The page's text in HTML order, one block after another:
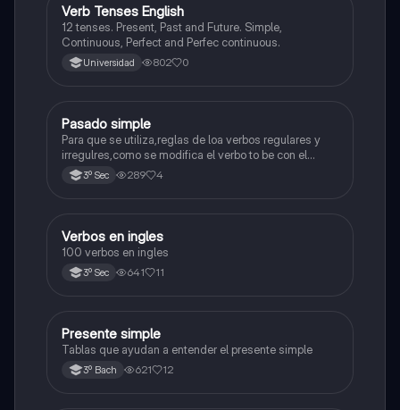
VInglés
Verb Tenses English
12 tenses. Present, Past and Future. Simple,
Continuous, Perfect and Perfec continuous.
Universidad 802 0
Inglés
Pasado simple
Para que se utiliza,reglas de loa verbos regulares y
irregulres,como se modifica el verbo to be con el
pasado simple.
3º Sec 289 4
Inglés
Verbos en ingles
100 verbos en ingles
3º Sec 641 11
Inglés
Presente simple
Tablas que ayudan a entender el presente simple
3º Bach 621 12